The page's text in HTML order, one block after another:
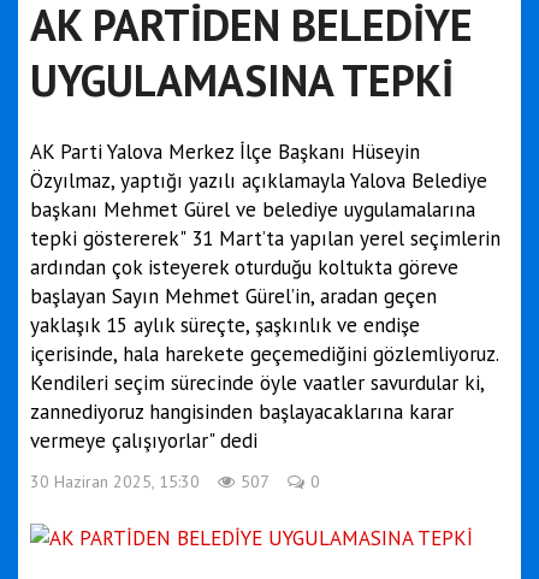
AK PARTİDEN BELEDİYE
UYGULAMASINA TEPKİ
AK Parti Yalova Merkez İlçe Başkanı Hüseyin
Özyılmaz, yaptığı yazılı açıklamayla Yalova Belediye
başkanı Mehmet Gürel ve belediye uygulamalarına
tepki göstererek" 31 Mart’ta yapılan yerel seçimlerin
ardından çok isteyerek oturduğu koltukta göreve
başlayan Sayın Mehmet Gürel’in, aradan geçen
yaklaşık 15 aylık süreçte, şaşkınlık ve endişe
içerisinde, hala harekete geçemediğini gözlemliyoruz.
Kendileri seçim sürecinde öyle vaatler savurdular ki,
zannediyoruz hangisinden başlayacaklarına karar
vermeye çalışıyorlar" dedi
30 Haziran 2025, 15:30 507 0